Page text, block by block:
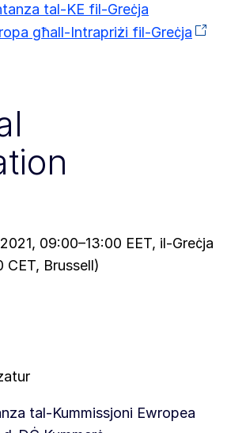
tal-KE fil-Greċja
għall-Intrapriżi fil-Greċja
09:00–13:00 EET, il-Greċja
CET, Brussell)
tal-Kummissjoni Ewropea